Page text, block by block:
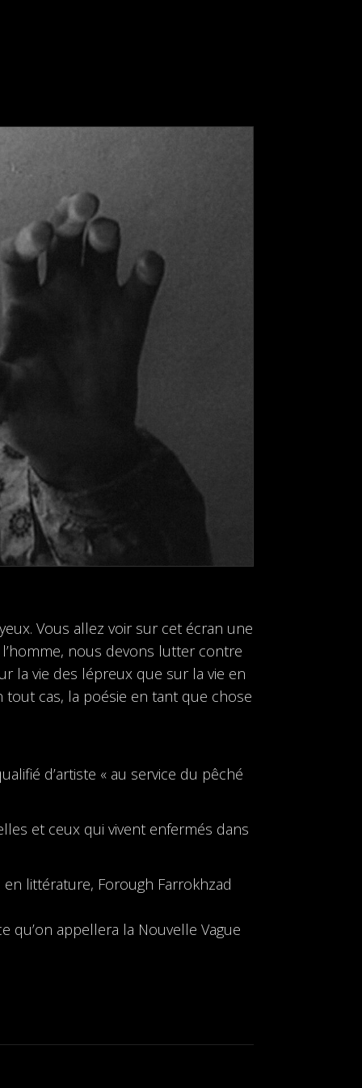
Vous allez voir sur cet écran une
nous devons lutter contre
la vie des lépreux que sur la vie en
tout cas, la poésie en tant que chose
d’artiste « au service du pêché
et ceux qui vivent enfermés dans
littérature, Forough Farrokhzad
qu’on appellera la Nouvelle Vague